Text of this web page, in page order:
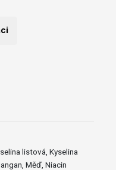
listová, Kyselina
Měď, Niacin